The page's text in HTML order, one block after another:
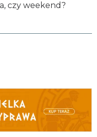
czy weekend?